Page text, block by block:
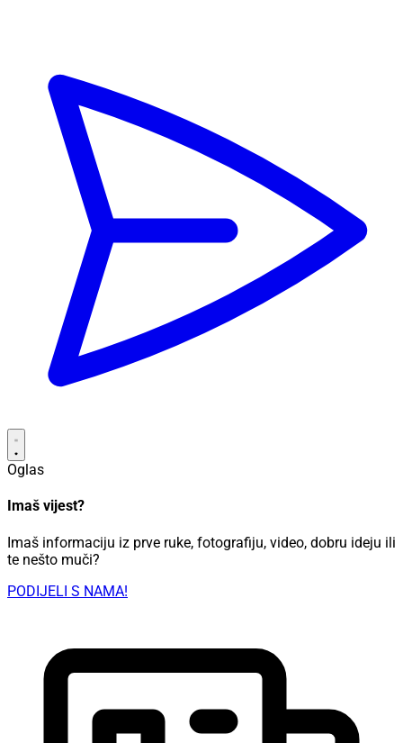
Oglas
Imaš vijest?
Imaš informaciju iz prve ruke, fotografiju, video, dobru ideju ili
te nešto muči?
PODIJELI S NAMA!